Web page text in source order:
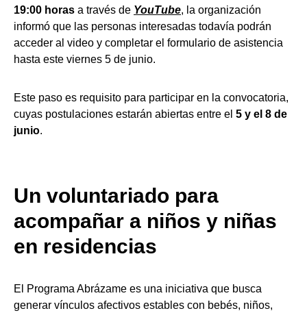
19:00 horas a través de YouTube, la organización
informó que las personas interesadas todavía podrán
acceder al video y completar el formulario de asistencia
hasta este viernes 5 de junio.
Este paso es requisito para participar en la convocatoria,
cuyas postulaciones estarán abiertas entre el 5 y el 8 de
junio.
Un voluntariado para
acompañar a niños y niñas
en residencias
El Programa Abrázame es una iniciativa que busca
generar vínculos afectivos estables con bebés, niños,